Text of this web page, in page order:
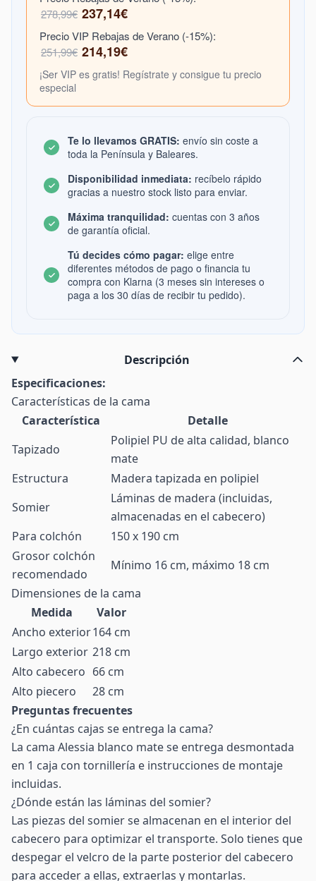
278,99€ 237,14€
Precio VIP Rebajas de Verano (-15%):
251,99€ 214,19€
¡Ser VIP es gratis! Regístrate y consigue tu precio
especial
Te lo llevamos GRATIS: envío sin coste a
toda la Península y Baleares.
Disponibilidad inmediata: recíbelo rápido
gracias a nuestro stock listo para enviar.
Máxima tranquilidad: cuentas con 3 años
de garantía oficial.
Tú decides cómo pagar: elige entre
diferentes métodos de pago o financia tu
compra con Klarna (3 meses sin intereses o
paga a los 30 días de recibir tu pedido).
Descripción
Especificaciones:
Características de la cama
Característica
Detalle
Tapizado
Polipiel PU de alta calidad, blanco
mate
Estructura
Madera tapizada en polipiel
Somier
Láminas de madera (incluidas,
almacenadas en el cabecero)
Para colchón
150 x 190 cm
Grosor colchón
recomendado
Mínimo 16 cm, máximo 18 cm
Dimensiones de la cama
Medida
Valor
Ancho exterior164 cm
Largo exterior 218 cm
Alto cabecero 66 cm
Alto piecero
28 cm
Preguntas frecuentes
¿En cuántas cajas se entrega la cama?
La cama Alessia blanco mate se entrega desmontada
en 1 caja con tornillería e instrucciones de montaje
incluidas.
¿Dónde están las láminas del somier?
Las piezas del somier se almacenan en el interior del
cabecero para optimizar el transporte. Solo tienes que
despegar el velcro de la parte posterior del cabecero
para acceder a ellas, extraerlas y montarlas.